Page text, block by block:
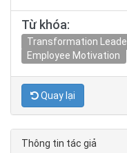
Từ khóa:
Transformation
Employee Motivation
Quay lại
Thông tin tác giả